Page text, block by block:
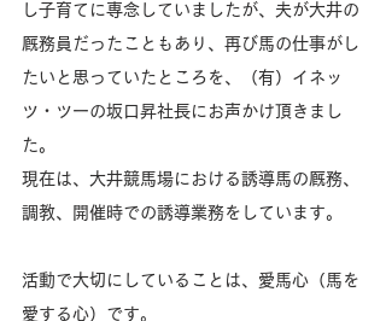
し子育てに専念していましたが、夫が大井の
厩務員だったこともあり、再び馬の仕事がし
たいと思っていたところを、（有）イネッ
ツ・ツーの坂口昇社長にお声かけ頂きまし
た。
現在は、大井競馬場における誘導馬の厩務、
調教、開催時での誘導業務をしています。
活動で大切にしていることは、愛馬心（馬を
愛する心）です。